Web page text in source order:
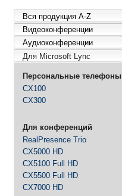
Вся продукция A-Z
Видеоконференции
Аудиоконференции
Для Microsoft Lync
Персональные телефоны
CX100
CX300
Для конференций
RealPresence Trio
CX5000 HD
CX5100 Full HD
CX5500 Full HD
CX7000 HD